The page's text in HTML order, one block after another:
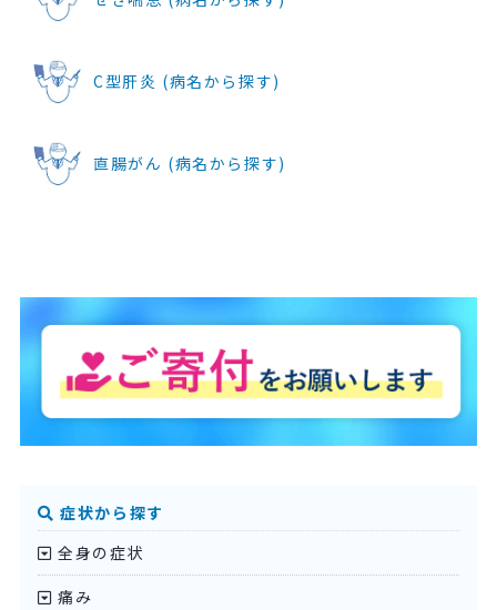
C型肝炎 (病名から探す)
直腸がん (病名から探す)
症状から探す
全身の症状
痛み